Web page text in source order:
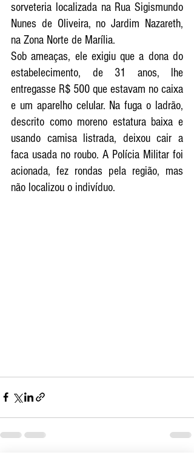
sorveteria localizada na Rua Sigismundo
Nunes de Oliveira, no Jardim Nazareth,
na Zona Norte de Marília.
Sob ameaças, ele exigiu que a dona do
estabelecimento, de 31 anos, lhe
entregasse R$ 500 que estavam no caixa
e um aparelho celular. Na fuga o ladrão,
descrito como moreno estatura baixa e
usando camisa listrada, deixou cair a
faca usada no roubo. A Polícia Militar foi
acionada, fez rondas pela região, mas
não localizou o indivíduo.